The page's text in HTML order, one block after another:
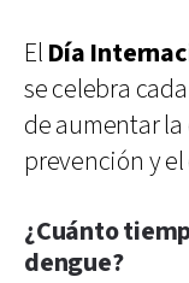
El Día
se celebra
de aumentar
prevención y
¿Cuánto
dengue?